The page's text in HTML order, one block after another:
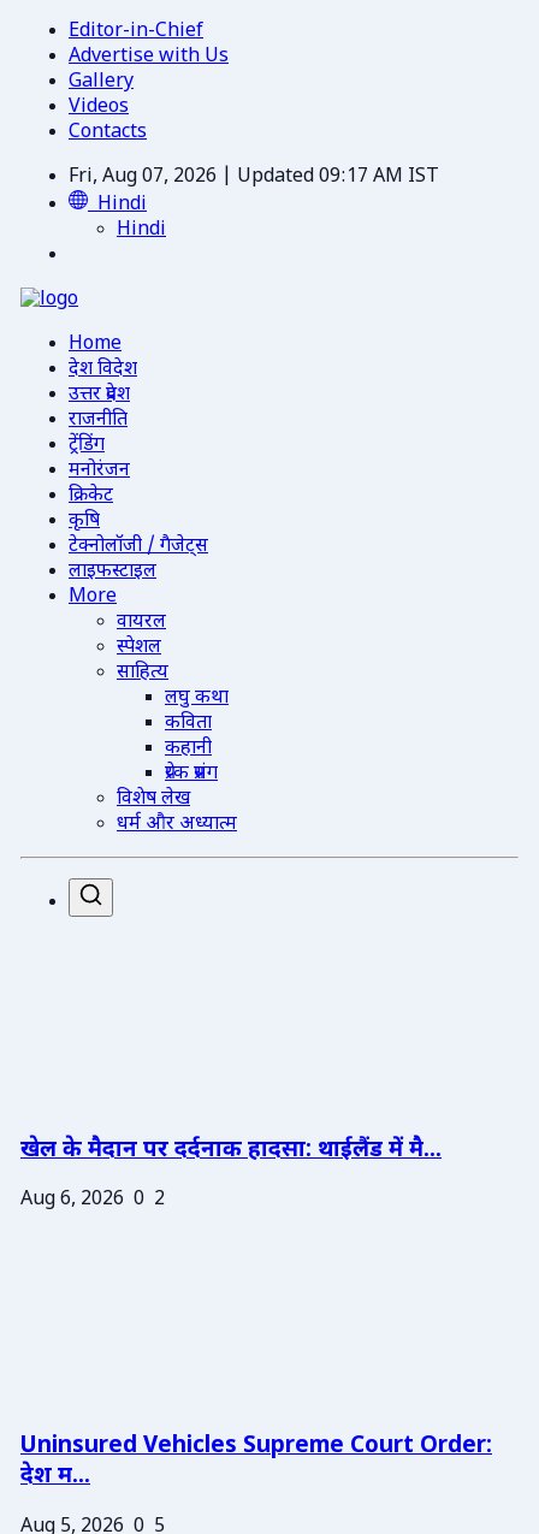
Editor-in-Chief
Advertise with Us
Gallery
Videos
Contacts
Fri, Aug 07, 2026 | Updated 09:17 AM IST
Hindi
Hindi
Home
देश विदेश
उत्तर प्रदेश
राजनीति
ट्रेंडिंग
मनोरंजन
क्रिकेट
कृषि
टेक्नोलॉजी / गैजेट्स
लाइफस्टाइल
More
वायरल
स्पेशल
साहित्य
लघु कथा
कविता
कहानी
प्रेरक प्रसंग
विशेष लेख
धर्म और अध्यात्म
खेल के मैदान पर दर्दनाक हादसा: थाईलैंड में मै...
Aug 6, 2026 0 2
Uninsured Vehicles Supreme Court Order:
देश म...
Aug 5, 2026 0 5